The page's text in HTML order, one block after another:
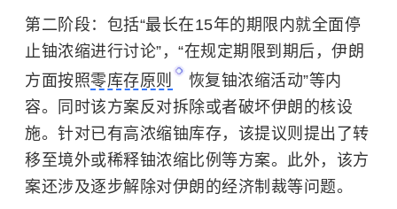
第二阶段：包括“最长在15年的期限内就全面停
止铀浓缩进行讨论”，“在规定期限到期后，伊朗
方面按照零库存原则
恢复铀浓缩活动”等内
容。同时该方案反对拆除或者破坏伊朗的核设
施。针对已有高浓缩铀库存，该提议则提出了转
移至境外或稀释铀浓缩比例等方案。此外，该方
案还涉及逐步解除对伊朗的经济制裁等问题。